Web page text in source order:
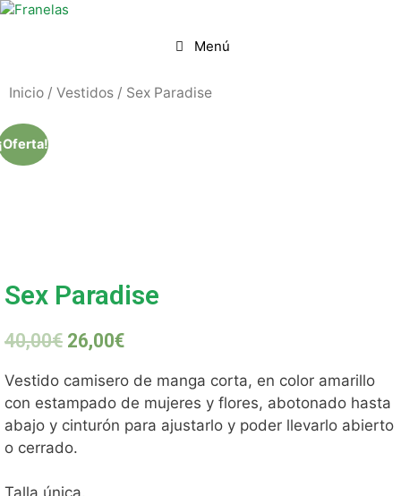
Menú
Inicio / Vestidos / Sex Paradise
Sex Paradise
40,00€ 26,00€
Vestido camisero de manga corta, en color amarillo
con estampado de mujeres y flores, abotonado hasta
abajo y cinturón para ajustarlo y poder llevarlo abierto
o cerrado.
Talla única.